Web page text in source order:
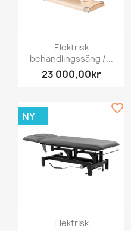
Elektrisk
behandlingssäng /...
23 000,00kr
Elektrisk
NY
favorite_border